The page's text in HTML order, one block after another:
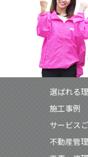
選ばれる
施工事例
サービス
不動産管